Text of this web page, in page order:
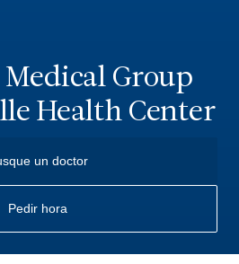
Group
Health Center
un doctor
Pedir hora